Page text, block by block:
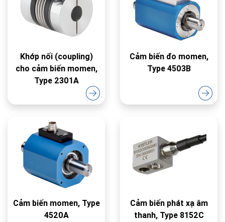
Khớp nối (coupling)
cho cảm biến momen,
Type 2301A
Cảm biến đo momen,
Type 4503B
Cảm biến momen, Type
4520A
Cảm biến phát xạ âm
thanh, Type 8152C